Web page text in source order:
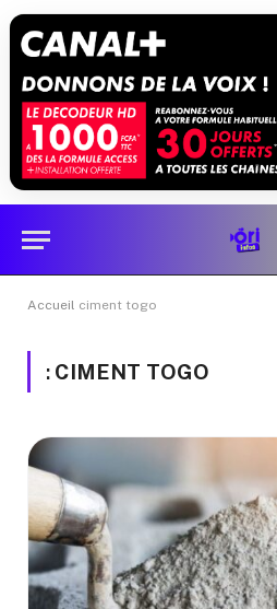
Accueil ciment togo
: CIMENT TOGO